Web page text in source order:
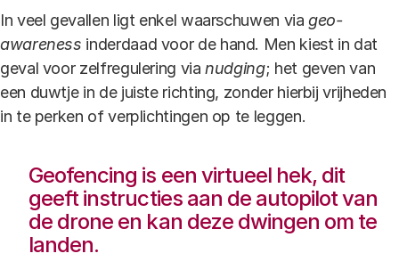
In veel gevallen ligt enkel waarschuwen via geo-
awareness inderdaad voor de hand. Men kiest in dat
geval voor zelfregulering vianudging; het geven van
een duwtje in de juiste richting, zonder hierbij vrijheden
in te perken of verplichtingen op te leggen.
Geofencing is een virtueel hek, dit
geeft instructies aan de autopilot van
de drone en kan deze dwingen om te
landen.